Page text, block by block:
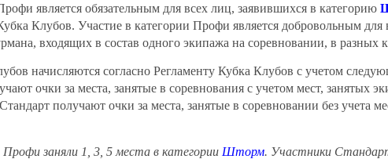
является обязательным для всех лиц, заявившихся в категорию
Клубов. Участие в категории Профи является добровольным для
входящих в состав одного экипажа на соревновании, в разных
начисляются согласно Регламенту Кубка Клубов с учетом
очки за места, занятые в соревнования с учетом мест, занятых
получают очки за места, занятые в соревновании без учета
заняли 1, 3, 5 места в категории Шторм. Участники